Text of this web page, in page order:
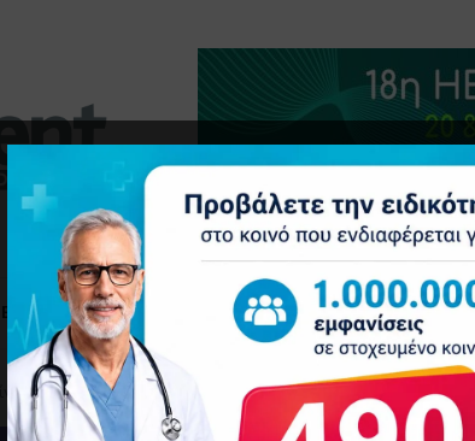
Επικαιρότητα Δελτία Τύπου Προβολή Ιατρού
στον εγκέφαλο των ασθενών όσο βρίσκονται υπό αναισθησία